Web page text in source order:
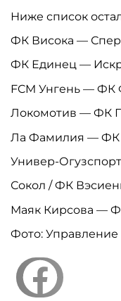
Ниже список
ФК Висока —
ФК Единец —
FCM Унгень — ФК
Локомотив — ФК
Ла Фамилия —
Универ-
Сокол / ФК
Маяк Кирсова —
Фото: